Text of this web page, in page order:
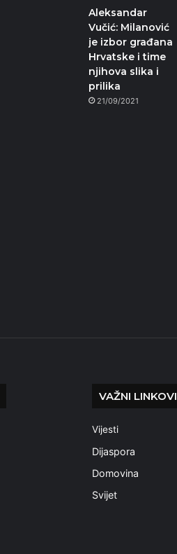
Aleksandar
Vučić: Milanović
je izbor građana
Hrvatske i time
njihova slika i
prilika
21/09/2021
VAŽNI LINKOVI
Vijesti
Dijaspora
Domovina
Svijet